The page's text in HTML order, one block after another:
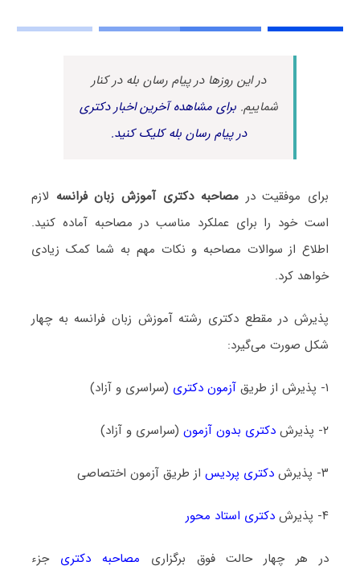
در این روزها در پیام رسان بله در کنار
شماییم.برای مشاهده آخرین اخبار دکتری
در پیام رسان بله کلیک کنید.
برای موفقیت درمصاحبه دکتری آموزش زبان فرانسه لازم
است خود را برای عملکرد مناسب در مصاحبه آماده کنید.
اطلاع از سوالات مصاحبه و نکات مهم به شما کمک زیادی
خواهد کرد.
پذیرش در مقطع دکتری رشته آموزش زبان فرانسه به چهار
شکل صورت می‌گیرد:
۱- پذیرش از طریق آزمون دکتری (سراسری و آزاد)
۲- پذیرش دکتری بدون آزمون(سراسری و آزاد)
۳- پذیرش دکتری پردیساز طریق آزمون اختصاصی
۴- پذیرش دکتری استاد محور
در هر چهار حالت فوق برگزاری مصاحبه دکتری جزء